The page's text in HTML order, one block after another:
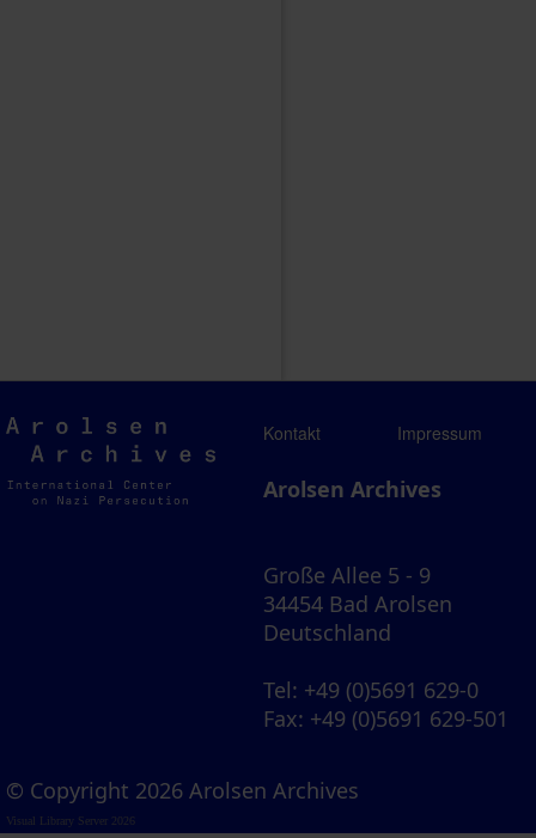
Arolsen
Archives
Kontakt Impressum
Arolsen Archives
Große Allee 5 - 9
34454 Bad Arolsen
Deutschland
Tel: +49 (0)5691 629-0
Fax: +49 (0)5691 629-501
© Copyright 2026 Arolsen Archives
Visual Library Server 2026